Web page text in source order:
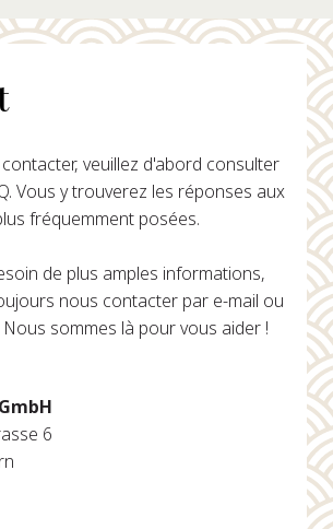
veuillez d'abord consulter
Vous y trouverez les réponses aux
fréquemment posées.
de plus amples informations,
nous contacter par e-mail ou
sommes là pour vous aider !
6